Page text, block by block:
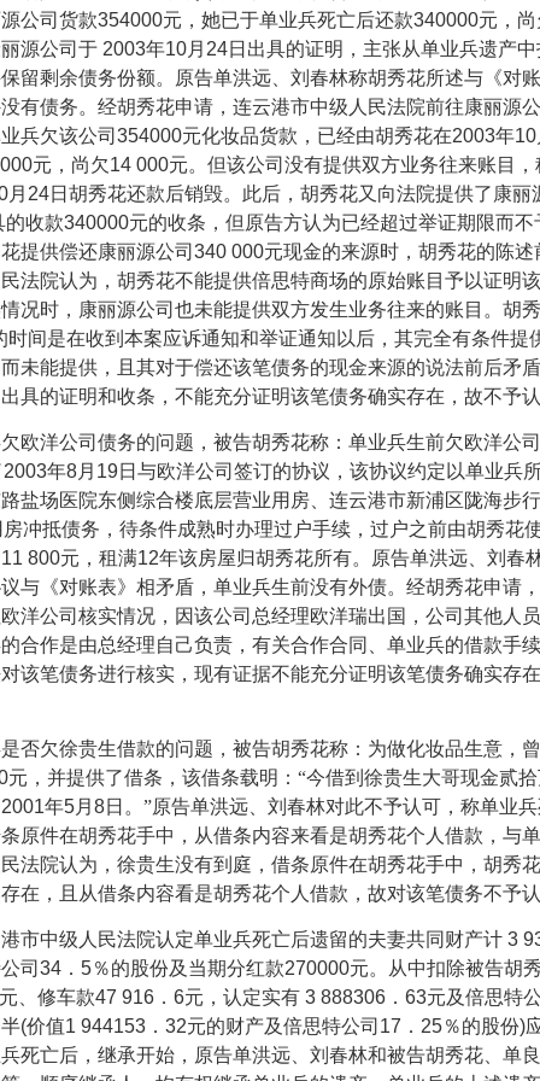
公司货款354000元，她已于单业兵死亡后还款340000元，
源公司于 2003年10月 24日出具的证明，主张从单业兵遗产
留剩余债务份额。原告单洪远、刘春林称胡秀花所述与《对
有债务。经胡秀花申请，连云港市中级人民法院前往康丽源
兵欠该公司 354000元化妆品货款，已经由胡秀花在2003年10
元，尚欠14 000元。但该公司没有提供双方业务往来账目
月 24日胡秀花还款后销毁。此后，胡秀花又向法院提供了康丽
的收款340000元的收条，但原告方认为已经超过举证期限而不
提供偿还康丽源公司 340 000元现金的来源时，胡秀花的陈述
法院认为，胡秀花不能提供倍思特商场的原始账目予以证明
况时，康丽源公司也未能提供双方发生业务往来的账目。胡
时间是在收到本案应诉通知和举证通知以后，其完全有条件提
未能提供，且其对于偿还该笔债务的现金来源的说法前后矛
具的证明和收条，不能充分证明该笔债务确实存在，故不予
洋公司债务的问题，被告胡秀花称：单业兵生前欠欧洋公
2003年8月 19日与欧洋公司签订的协议，该协议约定以单业兵
盐场医院东侧综合楼底层营业用房、连云港市新浦区陇海步
冲抵债务，待条件成熟时办理过户手续，过户之前由胡秀花
11 800元，租满12年该房屋归胡秀花所有。原告单洪远、刘春
与《对账表》相矛盾，单业兵生前没有外债。经胡秀花申请
洋公司核实情况，因该公司总经理欧洋瑞出国，公司其他人
合作是由总经理自己负责，有关合作合同、单业兵的借款手
该笔债务进行核实，现有证据不能充分证明该笔债务确实存
欠徐贵生借款的问题，被告胡秀花称：为做化妆品生意，
元，并提供了借条，该借条载明：“今借到徐贵生大哥现金贰
2001年5月 8日。”原告单洪远、刘春林对此不予认可，称单业
原件在胡秀花手中，从借条内容来看是胡秀花个人借款，与
法院认为，徐贵生没有到庭，借条原件在胡秀花手中，胡秀
在，且从借条内容看是胡秀花个人借款，故对该笔债务不予
中级人民法院认定单业兵死亡后遗留的夫妻共同财产计 3
司 34 ． 5％的股份及当期分红款270000元。从中扣除被告胡
元、修车款47 916 ． 6元，认定实有 3 888306 ． 63元及倍思特
(价值1 944153 ． 32元的财产及倍思特公司 17 ． 25％的股份)
死亡后，继承开始，原告单洪远、刘春林和被告胡秀花、单